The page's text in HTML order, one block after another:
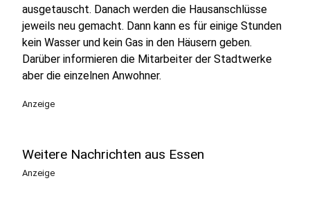
ausgetauscht. Danach werden die Hausanschlüsse
jeweils neu gemacht. Dann kann es für einige Stunden
kein Wasser und kein Gas in den Häusern geben.
Darüber informieren die Mitarbeiter der Stadtwerke
aber die einzelnen Anwohner.
Anzeige
Weitere Nachrichten aus Essen
Anzeige